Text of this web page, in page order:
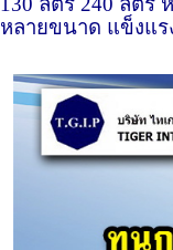
หลายขนาด แข็งแร